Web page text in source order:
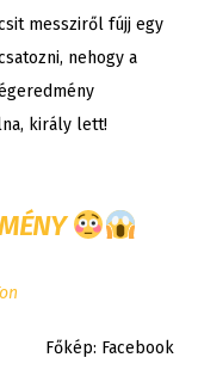
messziről fújj egy
nehogy a
király lett!
Főkép: Facebook